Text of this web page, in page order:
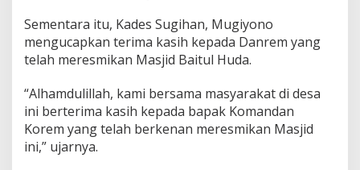
g
a
J
a
i
B
e
r
Sementara itu, Kades Sugihan, Mugiyono
mengucapkan terima kasih kepada Danrem yang
telah meresmikan Masjid Baitul Huda.
“Alhamdulillah, kami bersama masyarakat di desa
ini berterima kasih kepada bapak Komandan
Korem yang telah berkenan meresmikan Masjid
ini,” ujarnya.